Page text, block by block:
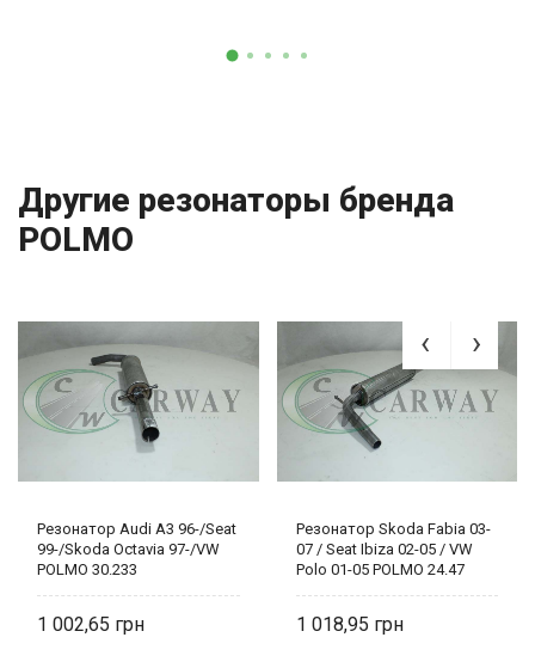
Другие резонаторы бренда
POLMO
Резонатор Audi A3 96-/Seat
99-/Skoda Octavia 97-/VW
POLMO 30.233
1 002,65
Резонатор Skoda Fabia 03-
07 / Seat Ibiza 02-05 / VW
Polo 01-05 POLMO 24.47
1 018,95